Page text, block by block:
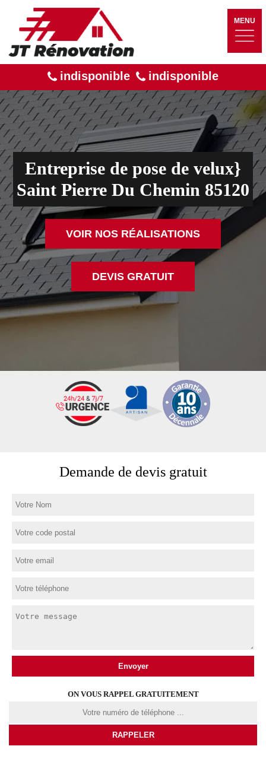
MENU
indisponible indisponible
Entreprise de pose de velux}
Saint Pierre Du Chemin 85120
VOIR NOS RÉALISATIONS
DEVIS GRATUIT
Demande de devis gratuit
ON VOUS RAPPEL GRATUITEMENT